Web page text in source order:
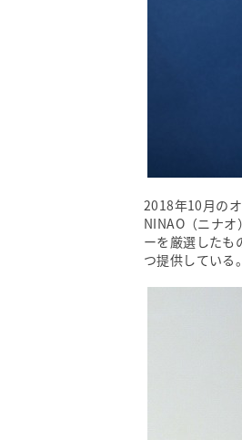
2018年10月の
NINAO（ニナ
ーを厳選したも
つ提供している